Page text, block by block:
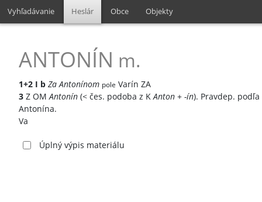
Vyhľadávanie Heslár Obce Objekty
ANTONÍN m.
1+2 I b Za Antonínom pole Varín ZA
3 Z OMAntonín (< čes. podoba z KAnton + -ín). Pravdep.
Antonína.
Va
Úplný výpis materiálu